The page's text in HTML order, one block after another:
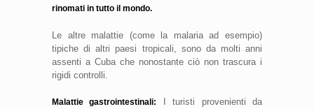
rinomati in tutto il mondo.
Le altre malattie (come la malaria ad esempio)
tipiche di altri paesi tropicali, sono da molti anni
assenti a Cuba che nonostante ciò non trascura i
rigidi controlli.
Malattie gastrointestinali:
I turisti provenienti da